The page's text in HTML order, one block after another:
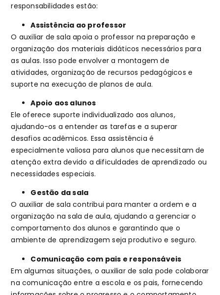
responsabilidades estão:
Assistência ao professor
O auxiliar de sala apoia o professor na preparação e
organização dos materiais didáticos necessários para
as aulas. Isso pode envolver a montagem de
atividades, organização de recursos pedagógicos e
suporte na execução de planos de aula.
Apoio aos alunos
Ele oferece suporte individualizado aos alunos,
ajudando-os a entender as tarefas e a superar
desafios acadêmicos. Essa assistência é
especialmente valiosa para alunos que necessitam de
atenção extra devido a dificuldades de aprendizado ou
necessidades especiais.
Gestão da sala
O auxiliar de sala contribui para manter a ordem e a
organização na sala de aula, ajudando a gerenciar o
comportamento dos alunos e garantindo que o
ambiente de aprendizagem seja produtivo e seguro.
Comunicação com pais e responsáveis
Em algumas situações, o auxiliar de sala pode colaborar
na comunicação entre a escola e os pais, fornecendo